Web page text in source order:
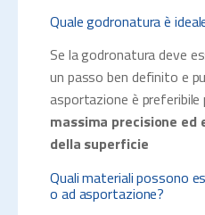
Quale godronatura è
Se la godronatura deve
un passo ben definito e
asportazione è
massima precisione
della superficie
Quali materiali possono
o ad asportazione?